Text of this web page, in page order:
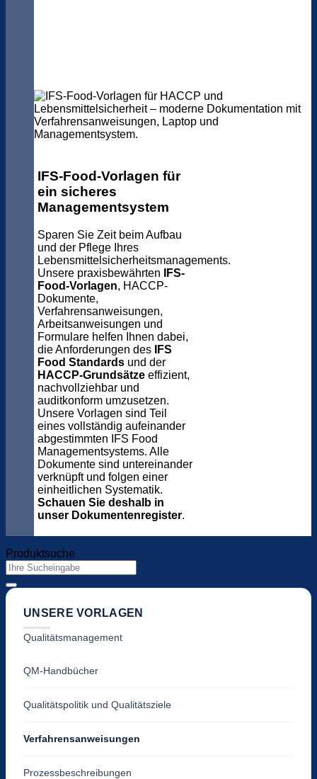
IFS-Food-Vorlagen für
ein sicheres
Managementsystem
Sparen Sie Zeit beim Aufbau
und der Pflege Ihres
Lebensmittelsicherheitsmanagements.
Unsere praxisbewährten
IFS-
Food-Vorlagen, HACCP-
Dokumente,
Verfahrensanweisungen,
Arbeitsanweisungen und
Formulare helfen Ihnen dabei,
die Anforderungen des
IFS
Food Standards und der
HACCP-Grundsätze effizient,
nachvollziehbar und
auditkonform umzusetzen.
Unsere Vorlagen sind Teil
eines vollständig aufeinander
abgestimmten IFS Food
Managementsystems. Alle
Dokumente sind untereinander
verknüpft und folgen einer
einheitlichen Systematik.
Schauen Sie deshalb in
unser Dokumentenregister.
Produktsuche
Suchen
nach:
UNSERE VORLAGEN
Qualitätsmanagement
QM-Handbücher
Qualitätspolitik und Qualitätsziele
Verfahrensanweisungen
Prozessbeschreibungen